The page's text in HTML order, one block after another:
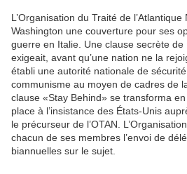
L’Organisation du Traité de
Washington une couverture pour ses
guerre en Italie. Une clause secrète de
exigeait, avant qu’une nation ne la
établi une autorité nationale de
communisme au moyen de cadres de
clause «Stay Behind» se transforma
place à l’insistance des États-Unis
le précurseur de l’OTAN.
chacun de ses membres l’envoi de
biannuelles sur le sujet.